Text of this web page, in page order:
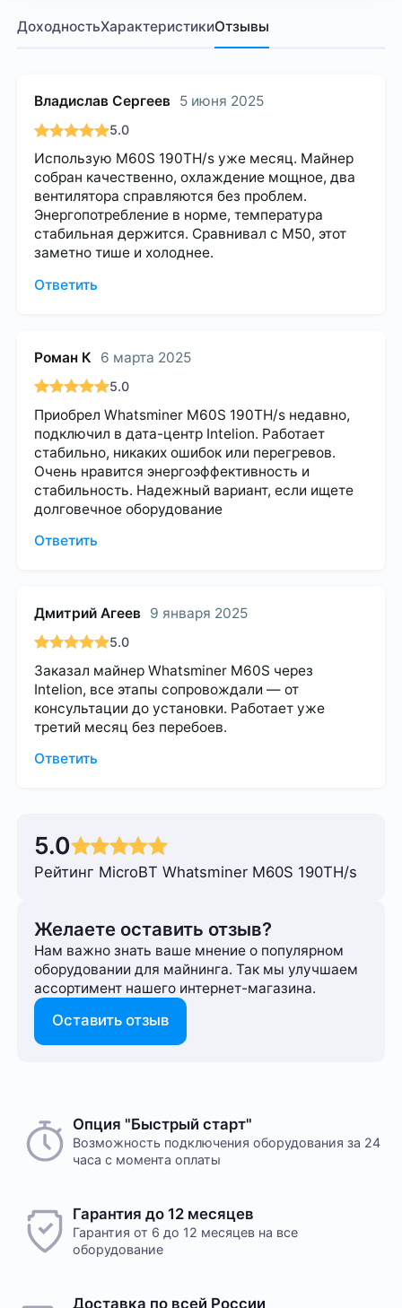
ДоходностьХарактеристикиОтзывы
Владислав Сергеев 5 июня 2025
5.0
Использую M60S 190TH/s уже месяц. Майнер
собран качественно, охлаждение мощное, два
вентилятора справляются без проблем.
Энергопотребление в норме, температура
стабильная держится. Сравнивал с M50, этот
заметно тише и холоднее.
Ответить
Роман К 6 марта 2025
5.0
Приобрел Whatsminer M60S 190TH/s недавно,
подключил в дата-центр Intelion. Работает
стабильно, никаких ошибок или перегревов.
Очень нравится энергоэффективность и
стабильность. Надежный вариант, если ищете
долговечное оборудование
Ответить
Дмитрий Агеев 9 января 2025
5.0
Заказал майнер Whatsminer M60S через
Intelion, все этапы сопровождали — от
консультации до установки. Работает уже
третий месяц без перебоев.
Ответить
5.0
Рейтинг MicroBT Whatsminer M60S 190TH/s
Желаете оставить отзыв?
Нам важно знать ваше мнение о популярном
оборудовании для майнинга. Так мы улучшаем
ассортимент нашего интернет-⁠магазина.
Оставить отзыв
Опция "Быстрый старт"
Возможность подключения оборудования за 24
часа с момента оплаты
Гарантия до 12 месяцев
Гарантия от 6 до 12 месяцев на все
оборудование
Доставка по всей России